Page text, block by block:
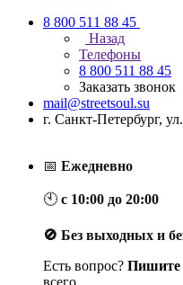
8 800 511 88 45
Назад
Телефоны
8 800 511 88 45
Заказать звонок
mail@streetsoul.su
г. Санкт-Петербург,
📅 Ежедневно
🕙 с 10:00 до 20:00
🚫 Без выходных и
Есть вопрос? Пишите
всего.